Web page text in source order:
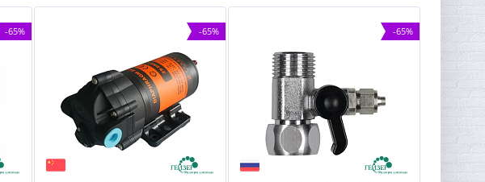
-65% -65% -65%